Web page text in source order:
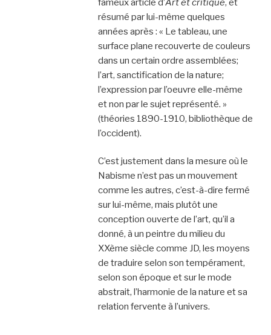
résumé par lui-même quelques
années après : « Le tableau, une
surface plane recouverte de couleurs
dans un certain ordre assemblées;
l’art, sanctification de la nature;
l’expression par l’oeuvre elle-même
et non par le sujet représenté. »
(théories 1890-1910, bibliothèque de
l’occident).
C’est justement dans la mesure où le
Nabisme n’est pas un mouvement
comme les autres, c’est-à-dire fermé
sur lui-même, mais plutôt une
conception ouverte de l’art, qu’il a
donné, à un peintre du milieu du
XXème siècle comme JD, les moyens
de traduire selon son tempérament,
selon son époque et sur le mode
abstrait, l’harmonie de la nature et sa
relation fervente à l’univers.